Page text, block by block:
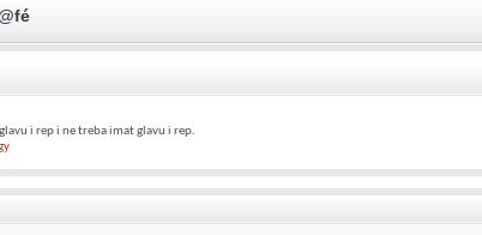
i rep i ne treba imat glavu i rep.